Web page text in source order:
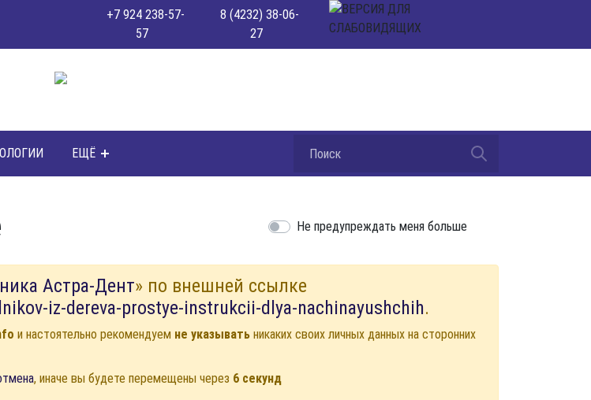
+7 924 238-57-
57
8 (4232) 38-06-
27
ЕЩЁ
Не предупреждать меня больше
Астра-Дент» по внешней ссылке
iz-dereva-prostye-instrukcii-dlya-nachinayushchih.
и настоятельно рекомендуем не указывать никаких своих личных данных на сторонних
, иначе вы будете перемещены через 6 секунд